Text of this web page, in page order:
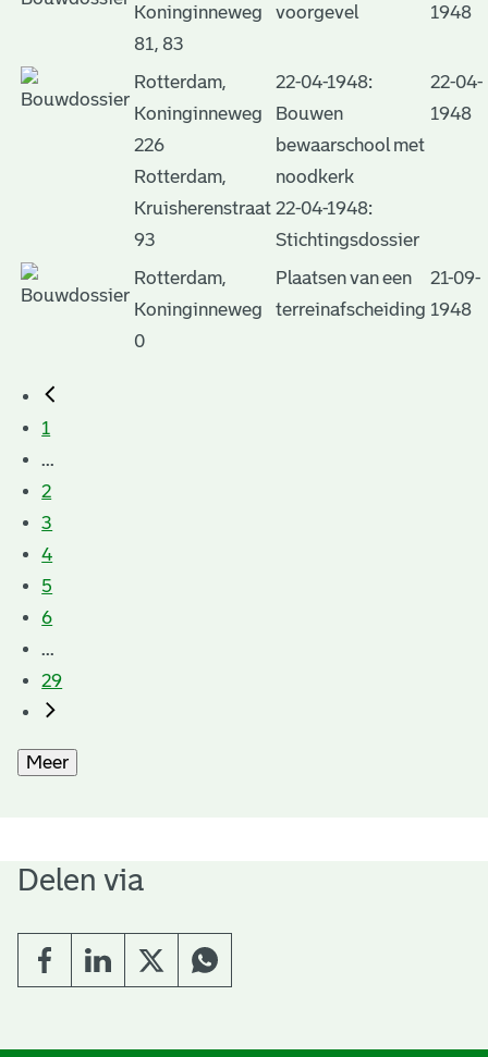
Koninginneweg
81, 83
voorgevel
1948
Rotterdam,
Koninginneweg
226
Rotterdam,
Kruisherenstraat
93
22-04-1948:
Bouwen
bewaarschool met
noodkerk
22-04-1948:
Stichtingsdossier
22-04-
1948
Rotterdam,
Koninginneweg
0
Plaatsen van een
terreinafscheiding
21-09-
1948
1
...
2
3
4
5
6
...
29
Meer
Delen via